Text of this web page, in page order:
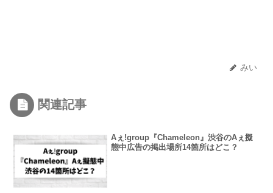
みい
関連記事
Aぇǃgroup『Chameleon』渋谷のAぇ擬
態中広告の掲出場所14箇所はどこ？